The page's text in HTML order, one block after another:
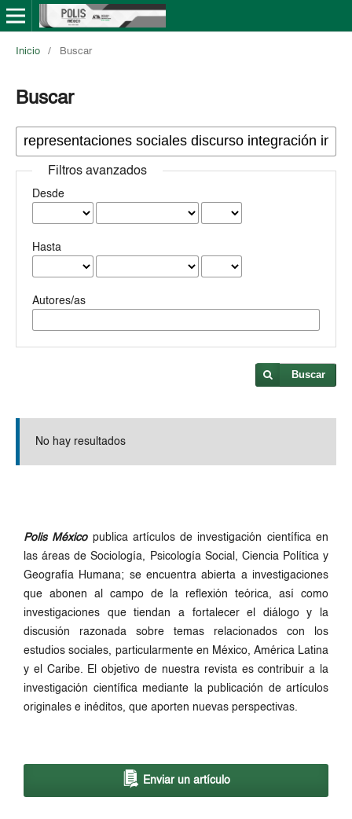
Inicio / Buscar
Buscar
Filtros avanzados
Desde
Hasta
Autores/as
Buscar
No hay resultados
Polis Méxicopublica artículos de investigación científica en
las áreas de Sociología, Psicología Social, Ciencia Política y
Geografía Humana; se encuentra abierta a investigaciones
que abonen al campo de la reflexión teórica, así como
investigaciones que tiendan a fortalecer el diálogo y la
discusión razonada sobre temas relacionados con los
estudios sociales, particularmente en México, América Latina
y el Caribe. El objetivo de nuestra revista es contribuir a la
investigación científica mediante la publicación de artículos
originales e inéditos, que aporten nuevas perspectivas.
Enviar un artículo